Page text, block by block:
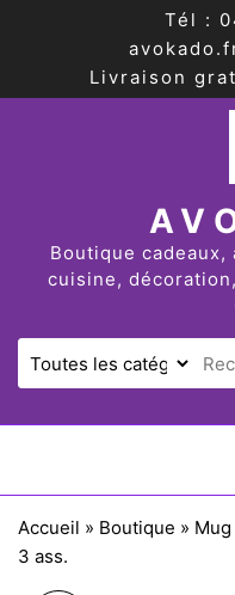
Tél :
Livraison
Boutique
cuisine,
Accueil » Boutique »
3 ass.